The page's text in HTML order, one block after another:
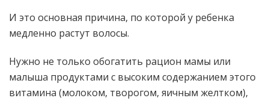
И это основная причина, по которой у ребенка
медленно растут волосы.
Нужно не только обогатить рацион мамы или
малыша продуктами с высоким содержанием этого
витамина (молоком, творогом, яичным желтком),